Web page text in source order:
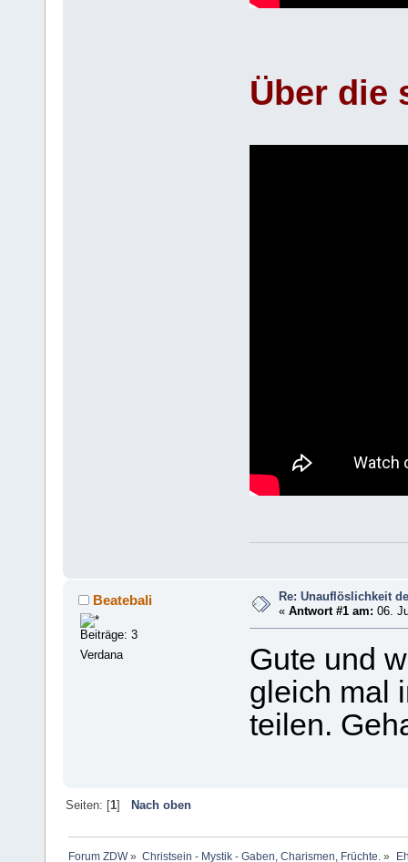
Über die
Beatebali
Beiträge: 3
Verdana
Re: Unauflöslichkeit
«Antwort #1 am: 06.
Gute und
gleich mal
teilen.
Seiten: [1] Nach oben
Forum ZDW» Christsein - Mystik - Gaben, Charismen, Früchte. »